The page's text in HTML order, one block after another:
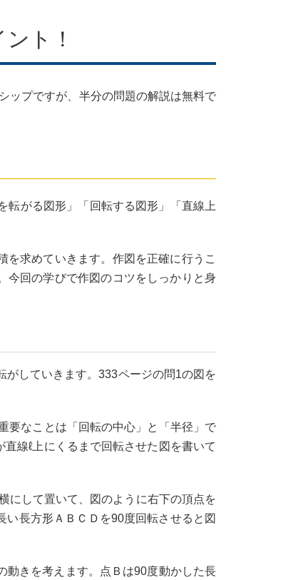
ト！
ップですが、半分の問題の解説は無料で
がる図形」「回転する図形」「直線上
求めていきます。作図を正確に行うこ
今回の学びで作図のコツをしっかりと身
していきます。333ページの問1の図を
要なことは「回転の中心」と「半径」で
線ℓ上にくるまで回転させた図を書いて
にして置いて、図のように右下の頂点を
長方形ＡＢＣＤを90度回転させると図
きを考えます。点Ｂは90度動かした長